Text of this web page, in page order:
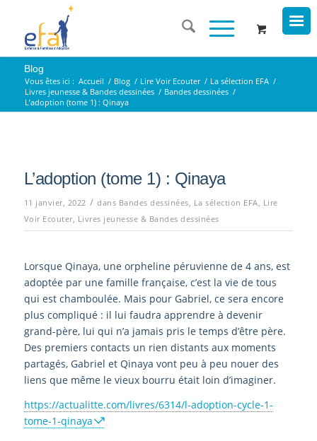
Blog
Vous êtes ici : Accueil / Blog / Lire Voir Ecouter / La sélection EFA /
Livres jeunesse & Bandes dessinées / Bandes dessinées /
L’adoption (tome 1) : Qinaya
L’adoption (tome 1) : Qinaya
11 janvier, 2022 / dans Bandes dessinées, La sélection EFA, Lire
Voir Ecouter, Livres jeunesse & Bandes dessinées
Lorsque Qinaya, une orpheline péruvienne de 4 ans, est
adoptée par une famille française, c’est la vie de tous
qui est chamboulée. Mais pour Gabriel, ce sera encore
plus compliqué : il lui faudra apprendre à devenir
grand-père, lui qui n’a jamais pris le temps d’être père.
Des premiers contacts un rien distants aux moments
partagés, Gabriel et Qinaya vont peu à peu nouer des
liens que même le vieux bourru était loin d’imaginer.
https://actualitte.com/livres/6314/l-adoption-cycle-1-
tome-1-qinaya